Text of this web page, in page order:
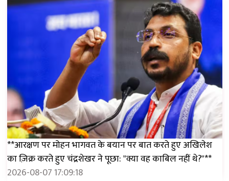
**आरक्षण पर मोहन भागवत के बयान पर बात करते हुए अखिलेश
का ज़िक्र करते हुए चंद्रशेखर ने पूछा: "क्या वह काबिल नहीं थे?"**
2026-08-07 17:09:18